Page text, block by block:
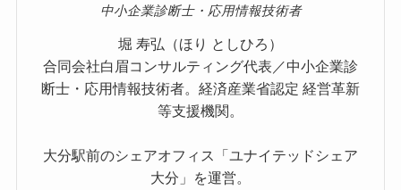
中小企業診断士・応用情報技術者
堀 寿弘（ほり としひろ）
合同会社白眉コンサルティング代表／中小企業診
断士・応用情報技術者。経済産業省認定 経営革新
等支援機関。
大分駅前のシェアオフィス「ユナイテッドシェア
大分」を運営。